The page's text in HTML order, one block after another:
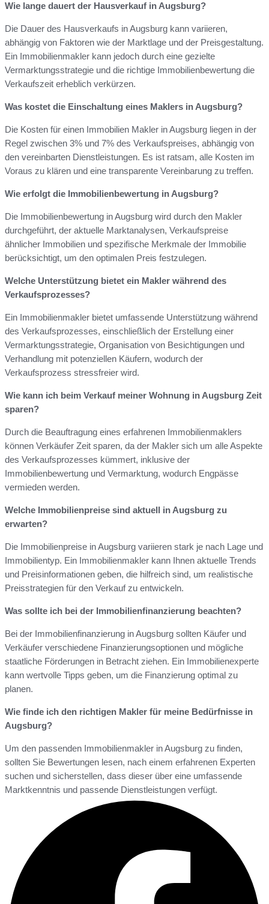
Wie lange dauert der Hausverkauf in Augsburg?
Die Dauer des Hausverkaufs in Augsburg kann variieren,
abhängig von Faktoren wie der Marktlage und der Preisgestaltung.
Ein Immobilienmakler kann jedoch durch eine gezielte
Vermarktungsstrategie und die richtige Immobilienbewertung die
Verkaufszeit erheblich verkürzen.
Was kostet die Einschaltung eines Maklers in Augsburg?
Die Kosten für einen Immobilien Makler in Augsburg liegen in der
Regel zwischen 3% und 7% des Verkaufspreises, abhängig von
den vereinbarten Dienstleistungen. Es ist ratsam, alle Kosten im
Voraus zu klären und eine transparente Vereinbarung zu treffen.
Wie erfolgt die Immobilienbewertung in Augsburg?
Die Immobilienbewertung in Augsburg wird durch den Makler
durchgeführt, der aktuelle Marktanalysen, Verkaufspreise
ähnlicher Immobilien und spezifische Merkmale der Immobilie
berücksichtigt, um den optimalen Preis festzulegen.
Welche Unterstützung bietet ein Makler während des
Verkaufsprozesses?
Ein Immobilienmakler bietet umfassende Unterstützung während
des Verkaufsprozesses, einschließlich der Erstellung einer
Vermarktungsstrategie, Organisation von Besichtigungen und
Verhandlung mit potenziellen Käufern, wodurch der
Verkaufsprozess stressfreier wird.
Wie kann ich beim Verkauf meiner Wohnung in Augsburg Zeit
sparen?
Durch die Beauftragung eines erfahrenen Immobilienmaklers
können Verkäufer Zeit sparen, da der Makler sich um alle Aspekte
des Verkaufsprozesses kümmert, inklusive der
Immobilienbewertung und Vermarktung, wodurch Engpässe
vermieden werden.
Welche Immobilienpreise sind aktuell in Augsburg zu
erwarten?
Die Immobilienpreise in Augsburg variieren stark je nach Lage und
Immobilientyp. Ein Immobilienmakler kann Ihnen aktuelle Trends
und Preisinformationen geben, die hilfreich sind, um realistische
Preisstrategien für den Verkauf zu entwickeln.
Was sollte ich bei der Immobilienfinanzierung beachten?
Bei der Immobilienfinanzierung in Augsburg sollten Käufer und
Verkäufer verschiedene Finanzierungsoptionen und mögliche
staatliche Förderungen in Betracht ziehen. Ein Immobilienexperte
kann wertvolle Tipps geben, um die Finanzierung optimal zu
planen.
Wie finde ich den richtigen Makler für meine Bedürfnisse in
Augsburg?
Um den passenden Immobilienmakler in Augsburg zu finden,
sollten Sie Bewertungen lesen, nach einem erfahrenen Experten
suchen und sicherstellen, dass dieser über eine umfassende
Marktkenntnis und passende Dienstleistungen verfügt.